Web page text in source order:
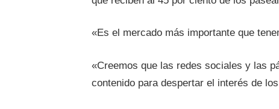
«Es el mercado más importante que
«Creemos que las redes sociales y las
contenido para despertar el interés de